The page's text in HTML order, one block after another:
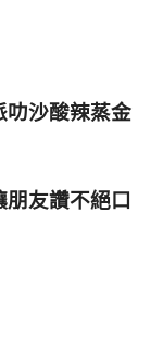
叻沙酸辣蒸金
友讚不絕口